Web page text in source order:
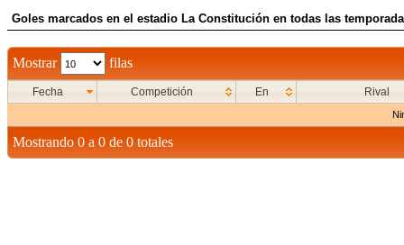
Goles marcados en el estadio La Constitución en todas las
Mostrar filas
Fecha Competición En Rival
Mostrando 0 a 0 de 0 totales